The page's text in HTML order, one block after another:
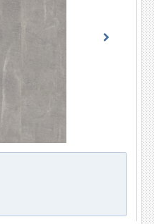
Next